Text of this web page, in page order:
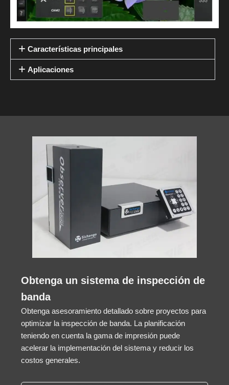
Características principales
Aplicaciones
Obtenga un sistema de inspección de
banda
Obtenga asesoramiento detallado sobre proyectos para
optimizar la inspección de banda. La planificación
teniendo en cuenta la gama de impresión puede
acelerar la implementación del sistema y reducir los
costos generales.